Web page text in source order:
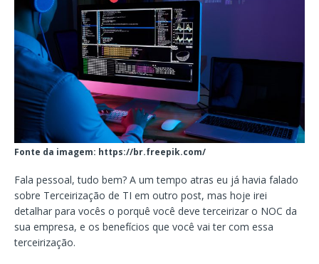
Fonte da imagem: https://br.freepik.com/
Fala pessoal, tudo bem? A um tempo atras eu já havia falado
sobre Terceirização de TI em outro post, mas hoje irei
detalhar para vocês o porquê você deve terceirizar o NOC da
sua empresa, e os benefícios que você vai ter com essa
terceirização.